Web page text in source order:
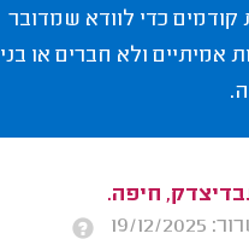
קודמים כדי לוודא שמדובר
אמיתיים ולא חברים או בני
חיפה.
12/2025